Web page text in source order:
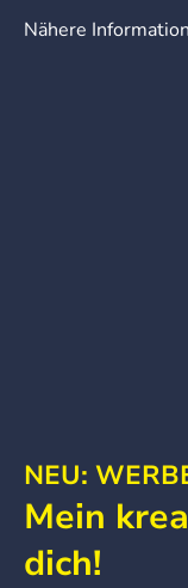
Nähere
NEU:
Mein
dich!